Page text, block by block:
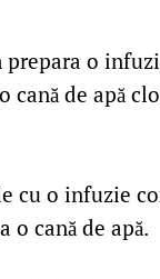
prepara o
de apă
cu o infuzie
o cană de apă.